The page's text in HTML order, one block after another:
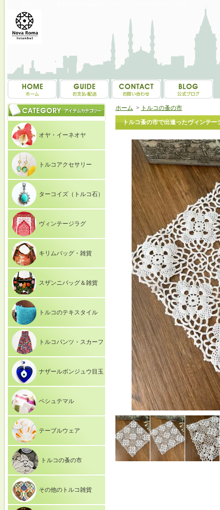
オヤ・イーネオヤ
トルコアクセサリー
ターコイズ（トルコ石）
ヴィンテージラグ
キリムバッグ・雑貨
スザンニバッグ＆雑貨
トルコのテキスタイル
トルコパンツ・スカーフ
ナザールボンジュウ目玉
ペシュテマル
テーブルウェア
トルコの蚤の市
その他のトルコ雑貨
ホーム > トルコの蚤の市
トルコ蚤の市で出逢ったヴィンテ